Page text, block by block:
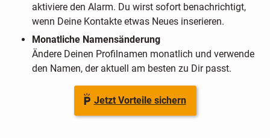
aktiviere den Alarm. Du wirst sofort benachrichtigt,
wenn Deine Kontakte etwas Neues inserieren.
Monatliche Namensänderung
Ändere Deinen Profilnamen monatlich und verwende
den Namen, der aktuell am besten zu Dir passt.
Jetzt Vorteile sichern